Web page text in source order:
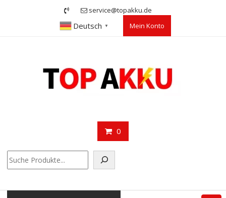
service@topakku.de
Deutsch ▼ Mein Konto
0